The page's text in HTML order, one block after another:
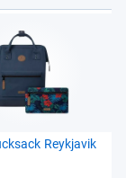
Rey­kja­vik